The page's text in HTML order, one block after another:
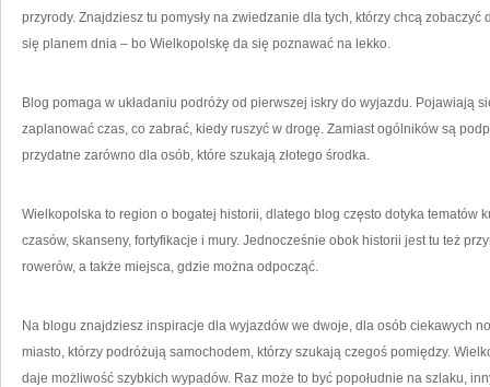
przyrody. Znajdziesz tu pomysły na zwiedzanie dla tych, którzy chcą
się planem dnia – bo Wielkopolskę da się poznawać na lekko.
Blog pomaga w układaniu podróży od pierwszej iskry do wyjazdu. Pojawiają
zaplanować czas, co zabrać, kiedy ruszyć w drogę. Zamiast ogólników są
przydatne zarówno dla osób, które szukają złotego środka.
Wielkopolska to region o bogatej historii, dlatego blog często dotyka tematów
czasów, skanseny, fortyfikacje i mury. Jednocześnie obok historii jest tu też
rowerów, a także miejsca, gdzie można odpocząć.
Na blogu znajdziesz inspiracje dla wyjazdów we dwoje, dla osób ciekawych
miasto, którzy podróżują samochodem, którzy szukają czegoś pomiędzy.
daje możliwość szybkich wypadów. Raz może to być popołudnie na szlaku,